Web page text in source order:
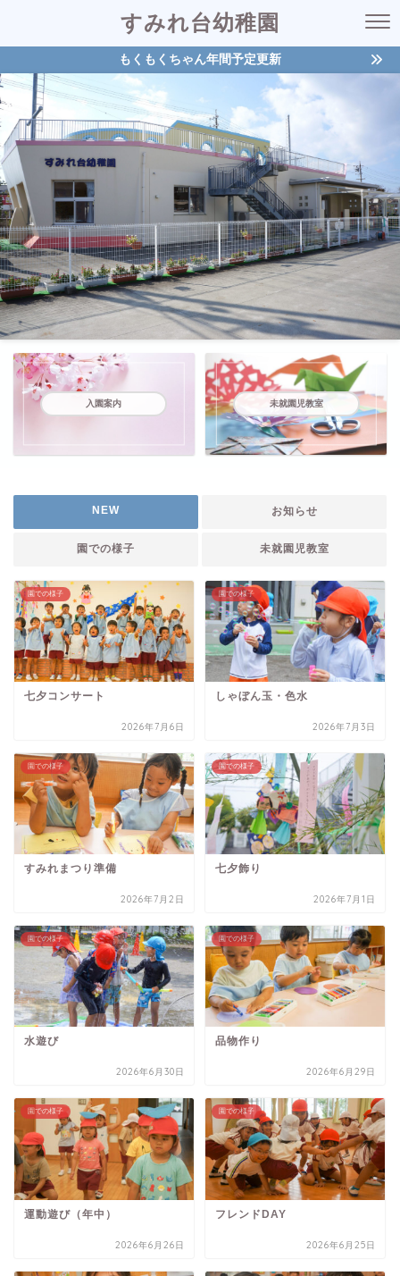
すみれ台幼稚園
もくもくちゃん年間予定更新
入園案内 未就園児教室
NEW お知らせ
園での様子 未就園児教室
園での様子
七夕コンサート
2026年7月6日
園での様子
しゃぼん玉・色水
2026年7月3日
園での様子
すみれまつり準備
2026年7月2日
園での様子
七夕飾り
2026年7月1日
園での様子
水遊び
2026年6月30日
園での様子
品物作り
2026年6月29日
園での様子
運動遊び（年中）
2026年6月26日
園での様子
フレンドDAY
2026年6月25日